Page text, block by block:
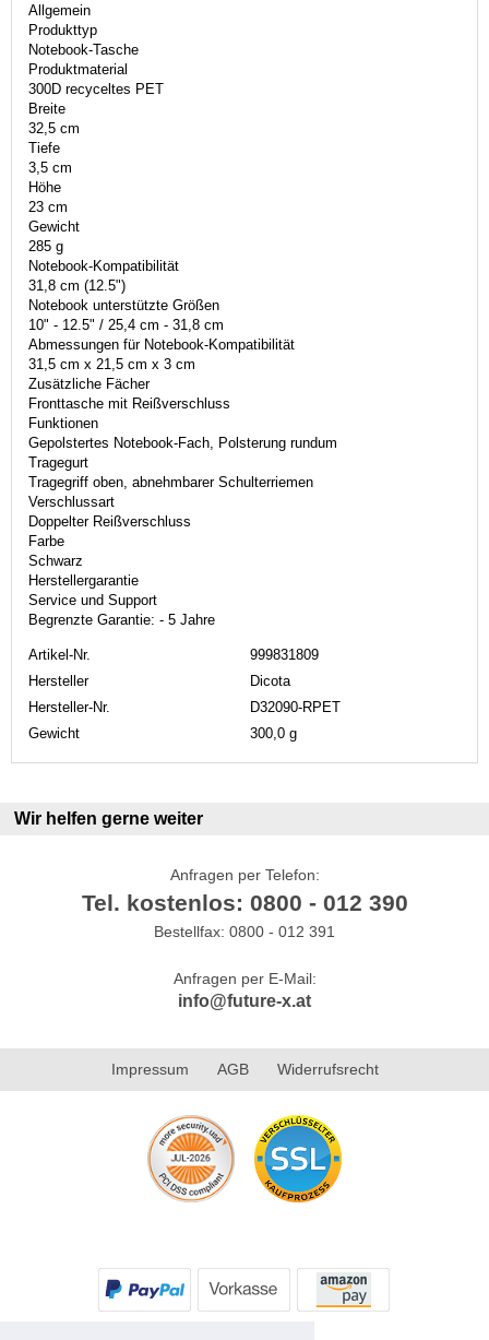
Allgemein
Produkttyp
Notebook-Tasche
Produktmaterial
300D recyceltes PET
Breite
32,5 cm
Tiefe
3,5 cm
Höhe
23 cm
Gewicht
285 g
Notebook-Kompatibilität
31,8 cm (12.5")
Notebook unterstützte Größen
10" - 12.5" / 25,4 cm - 31,8 cm
Abmessungen für Notebook-Kompatibilität
31,5 cm x 21,5 cm x 3 cm
Zusätzliche Fächer
Fronttasche mit Reißverschluss
Funktionen
Gepolstertes Notebook-Fach, Polsterung rundum
Tragegurt
Tragegriff oben, abnehmbarer Schulterriemen
Verschlussart
Doppelter Reißverschluss
Farbe
Schwarz
Herstellergarantie
Service und Support
Begrenzte Garantie: - 5 Jahre
Artikel-Nr.
999831809
Hersteller
Dicota
Hersteller-Nr.
D32090-RPET
Gewicht
300,0 g
Wir helfen gerne weiter
Anfragen per Telefon:
Tel. kostenlos: 0800 - 012 390
Bestellfax: 0800 - 012 391
Anfragen per E-Mail:
info@future-x.at
Impressum AGB Widerrufsrecht